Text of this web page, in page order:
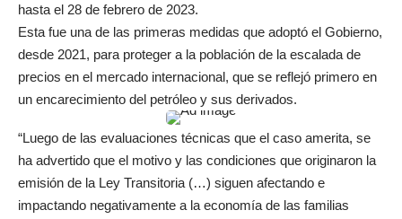
hasta el 28 de febrero de 2023.
Esta fue una de las primeras medidas que adoptó el Gobierno,
desde 2021, para proteger a la población de la escalada de
precios en el mercado internacional, que se reflejó primero en
un encarecimiento del petróleo y sus derivados.
“Luego de las evaluaciones técnicas que el caso amerita, se
ha advertido que el motivo y las condiciones que originaron la
emisión de la Ley Transitoria (…) siguen afectando e
impactando negativamente a la economía de las familias